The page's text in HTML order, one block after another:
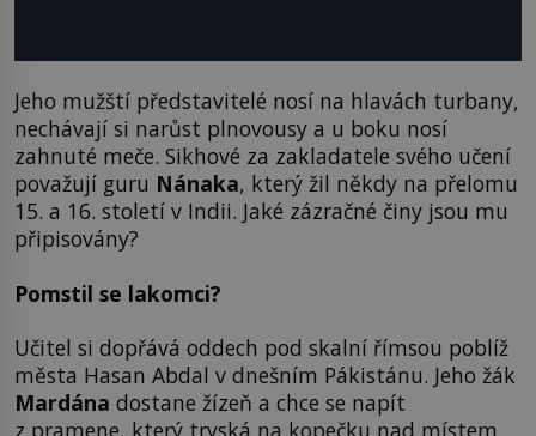
Jeho mužští představitelé nosí na hlavách turbany,
nechávají si narůst plnovousy a u boku nosí
zahnuté meče. Sikhové za zakladatele svého učení
považují guru Nánaka, který žil někdy na přelomu
15. a 16. století v Indii. Jaké zázračné činy jsou mu
připisovány?
Pomstil se lakomci?
Učitel si dopřává oddech pod skalní římsou poblíž
města Hasan Abdal v dnešním Pákistánu. Jeho žák
Mardána dostane žízeň a chce se napít
z pramene, který tryská na kopečku nad místem